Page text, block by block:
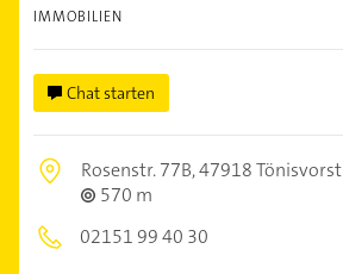
IMMOBILIEN
Chat starten
Rosenstr. 77B,47918 Tönisvorst
570 m
02151 99 40 30